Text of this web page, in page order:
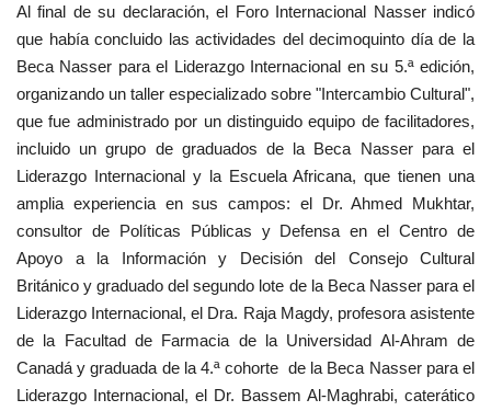
Al final de su declaración, el Foro Internacional Nasser indicó
que había concluido las actividades del decimoquinto día de la
Beca Nasser para el Liderazgo Internacional en su 5.ª edición,
organizando un taller especializado sobre "Intercambio Cultural",
que fue administrado por un distinguido equipo de facilitadores,
incluido un grupo de graduados de la Beca Nasser para el
Liderazgo Internacional y la Escuela Africana, que tienen una
amplia experiencia en sus campos: el Dr. Ahmed Mukhtar,
consultor de Políticas Públicas y Defensa en el Centro de
Apoyo a la Información y Decisión del Consejo Cultural
Británico y graduado del segundo lote de la Beca Nasser para el
Liderazgo Internacional, el Dra. Raja Magdy, profesora asistente
de la Facultad de Farmacia de la Universidad Al-Ahram de
Canadá y graduada de la 4.ª cohorte de la Beca Nasser para el
Liderazgo Internacional, el Dr. Bassem Al-Maghrabi, caterático